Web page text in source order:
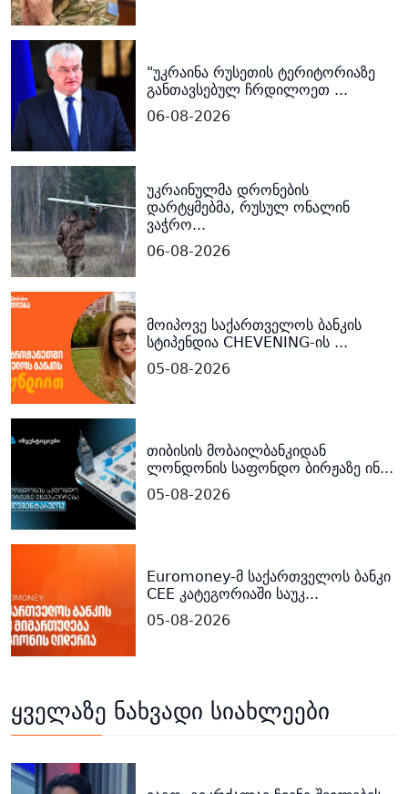
"უკრაინა რუსეთის ტერიტორიაზე
განთავსებულ ჩრდილოეთ ...
06-08-2026
უკრაინულმა დრონების
დარტყმებმა, რუსულ ონალინ
ვაჭრო...
06-08-2026
მოიპოვე საქართველოს ბანკის
სტიპენდია CHEVENING-ის ...
05-08-2026
თიბისის მობაილბანკიდან
ლონდონის საფონდო ბირჟაზე ინ...
05-08-2026
Euromoney-მ საქართველოს ბანკი
CEE კატეგორიაში საუკ...
05-08-2026
ყველაზე ნახვადი სიახლეები